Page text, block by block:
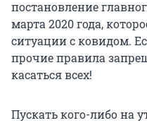
постановление
марта 2020 года,
ситуации с ковидом.
прочие правила
касаться всех!
Пускать кого-либо на